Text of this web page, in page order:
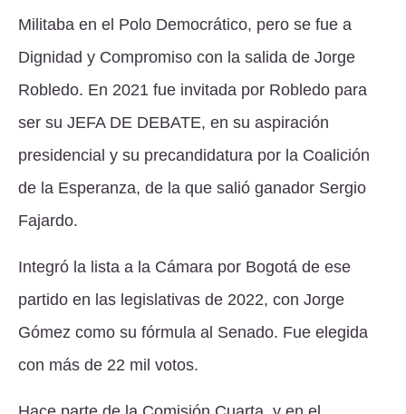
Militaba en el Polo Democrático, pero se fue a
Dignidad y Compromiso con la salida de Jorge
Robledo. En 2021 fue invitada por Robledo para
ser su JEFA DE DEBATE, en su aspiración
presidencial y su precandidatura por la Coalición
de la Esperanza, de la que salió ganador Sergio
Fajardo.
Integró la lista a la Cámara por Bogotá de ese
partido en las legislativas de 2022, con Jorge
Gómez como su fórmula al Senado. Fue elegida
con más de 22 mil votos.